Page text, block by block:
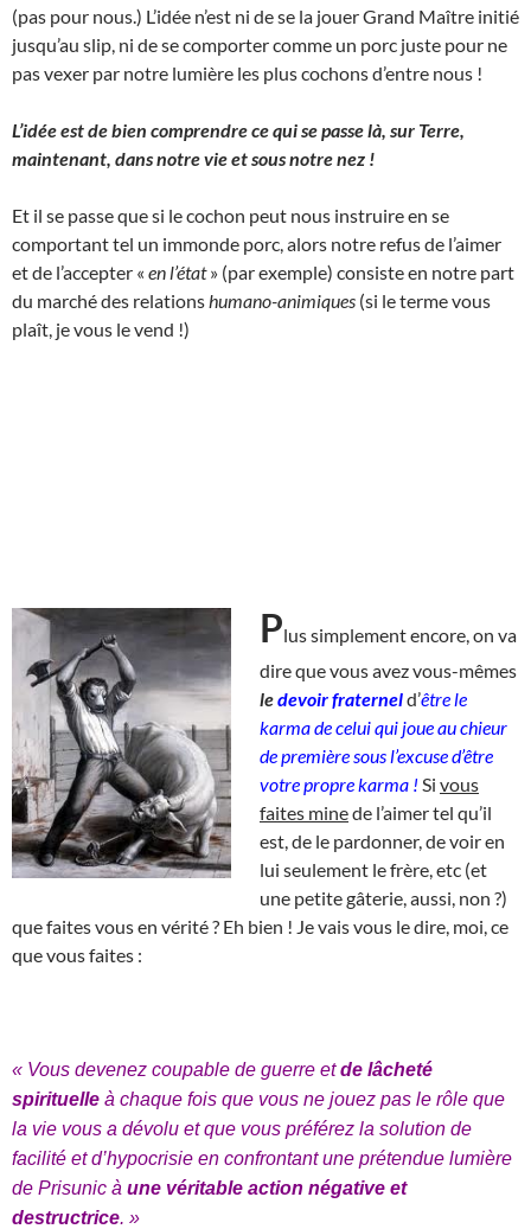
(pas pour nous.) L’idée n’est ni de se la jouer Grand Maître initié
jusqu’au slip, ni de se comporter comme un porc juste pour ne
pas vexer par notre lumière les plus cochons d’entre nous !
L’idée est de bien comprendre ce qui se passe là, sur Terre,
maintenant, dans notre vie et sous notre nez !
Et il se passe que si le cochon peut nous instruire en se
comportant tel un immonde porc, alors notre refus de l’aimer
et de l’accepter « en l’état» (par exemple) consiste en notre part
du marché des relations humano-animiques (si le terme vous
plaît, je vous le vend !)
Plus simplement encore, on va
dire que vous avez vous-mêmes
ledevoir fraterneld’être le
karma de celui qui joue au chieur
de première sous l’excuse d’être
votre propre karma ! Si vous
faites minede l’aimer tel qu’il
est, de le pardonner, de voir en
lui seulement le frère, etc (et
une petite gâterie, aussi, non ?)
que faites vous en vérité ? Eh bien ! Je vais vous le dire, moi, ce
que vous faites :
« Vous devenez coupable de guerre etde lâcheté
spirituelle à chaque fois que vous ne jouez pas le rôle que
la vie vous a dévolu et que vous préférez la solution de
facilité et d’hypocrisie en confrontant une prétendue lumière
de Prisunic à une véritable action négative et
destructrice. »